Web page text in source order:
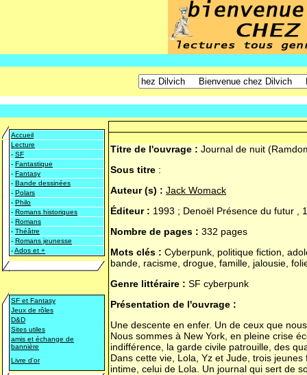
Accueil
Lecture
- SF
- Fantastique
- Fantasy
- Bande dessinées
- Polars
- Philo
- Romans historiques
- Romans
- Théâtre
- Romans jeunesse
-Ados et +
SF et Fantasy
Jeux de rôles
D&D
Sites utiles
amis et échange de
bannière
Livre d'or
Titre de l'ouvrage : Journal de nuit
Sous titre :
Auteur (s) : Jack Womack
Éditeur : 1993 ; Denoël Présence du futur ,
Nombre de pages : 332 pages
Mots clés : Cyberpunk, politique fiction,
bande, racisme, drogue, famille, jalousie,
Genre littéraire : SF cyberpunk
Présentation de l'ouvrage :
Une descente en enfer. Un de ceux que
Nous sommes à New York, en pleine crise
indifférence, la garde civile patrouille, des
Dans cette vie, Lola, Yz et Jude, trois
intime, celui de Lola. Un journal qui sert de